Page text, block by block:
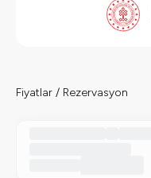
Fiyatlar / Rezervasyon